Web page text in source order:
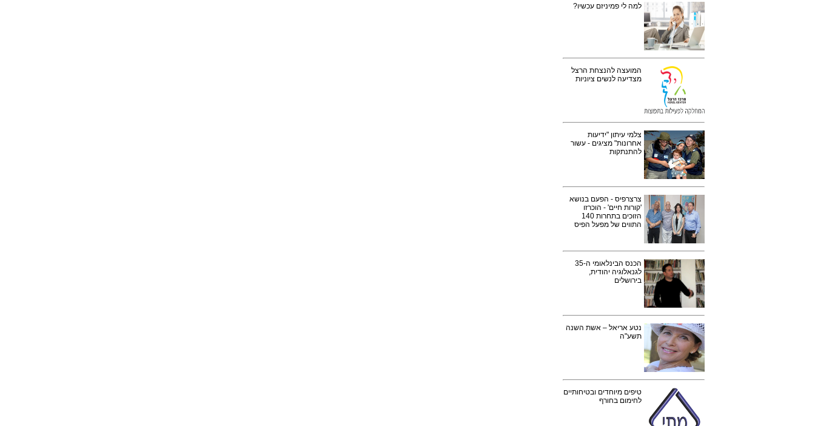
למה לי פמיניזם עכשיו?
המועצה להנצחת הרצל
מצדיעה לנשים ציוניות
צלמי עיתון "ידיעות
אחרונות" מציגים - עשור
להתנתקות
צרצרפיס - הפעם בנושא
'קורות חיים' - הוכרזו
הזוכים בתחרות 140
התווים של מפעל הפיס
הכנס הבינלאומי ה-35
לגנאלוגיה יהודית,
בירושלים
נטע אריאל – אשת השנה
תשע"ה
טיפים מיוחדים ובטיחותיים
לחימום בחורף